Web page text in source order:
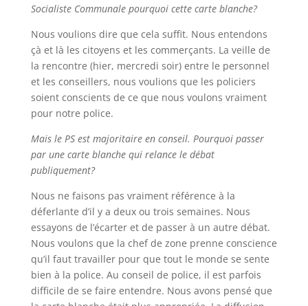
Socialiste Communale pourquoi cette carte blanche?
Nous voulions dire que cela suffit. Nous entendons
çà et là les citoyens et les commerçants. La veille de
la rencontre (hier, mercredi soir) entre le personnel
et les conseillers, nous voulions que les policiers
soient conscients de ce que nous voulons vraiment
pour notre police.
Mais le PS est majoritaire en conseil. Pourquoi passer
par une carte blanche qui relance le débat
publiquement?
Nous ne faisons pas vraiment référence à la
déferlante d’il y a deux ou trois semaines. Nous
essayons de l’écarter et de passer à un autre débat.
Nous voulons que la chef de zone prenne conscience
qu’il faut travailler pour que tout le monde se sente
bien à la police. Au conseil de police, il est parfois
difficile de se faire entendre. Nous avons pensé que